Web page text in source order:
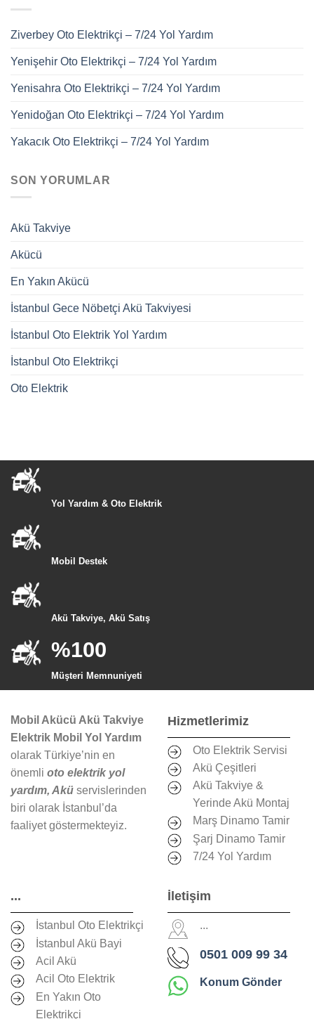
Ziverbey Oto Elektrikçi – 7/24 Yol Yardım
Yenişehir Oto Elektrikçi – 7/24 Yol Yardım
Yenisahra Oto Elektrikçi – 7/24 Yol Yardım
Yenidoğan Oto Elektrikçi – 7/24 Yol Yardım
Yakacık Oto Elektrikçi – 7/24 Yol Yardım
SON YORUMLAR
Akü Takviye
Akücü
En Yakın Akücü
İstanbul Gece Nöbetçi Akü Takviyesi
İstanbul Oto Elektrik Yol Yardım
İstanbul Oto Elektrikçi
Oto Elektrik
Yol Yardım & Oto Elektrik
Mobil Destek
Akü Takviye, Akü Satış
%100
Müşteri Memnuniyeti
Mobil Akücü Akü Takviye
Elektrik Mobil Yol Yardım
olarak Türkiye’nin en
önemli oto elektrik yol
yardım, Akü servislerinden
biri olarak İstanbul’da
faaliyet göstermekteyiz.
Hizmetlerimiz
Oto Elektrik Servisi
Akü Çeşitleri
Akü Takviye &
Yerinde Akü Montaj
Marş Dinamo Tamir
Şarj Dinamo Tamir
7/24 Yol Yardım
...
İstanbul Oto Elektrikçi
İstanbul Akü Bayi
Acil Akü
Acil Oto Elektrik
En Yakın Oto
Elektrikçi
İletişim
...
0501 009 99 34
Konum Gönder